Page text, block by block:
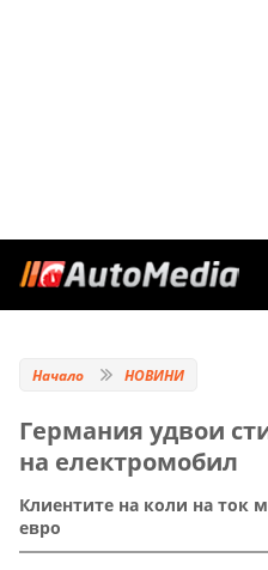
Начало НОВИНИ
Германия удвои
на електромобил
Клиентите на коли на ток
евро